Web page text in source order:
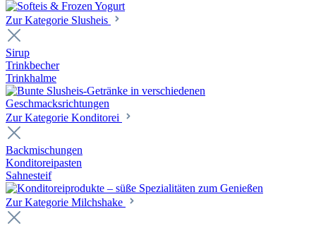
Zur Kategorie Slusheis
Sirup
Trinkbecher
Trinkhalme
Zur Kategorie Konditorei
Backmischungen
Konditoreipasten
Sahnesteif
Zur Kategorie Milchshake